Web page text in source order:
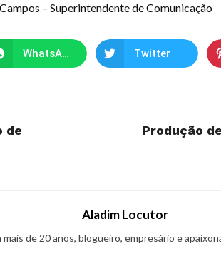
– Superintendente de Comunicação
WhatsApp Twitter
de
Produção
Aladim Locutor
de 20 anos, blogueiro, empresário e